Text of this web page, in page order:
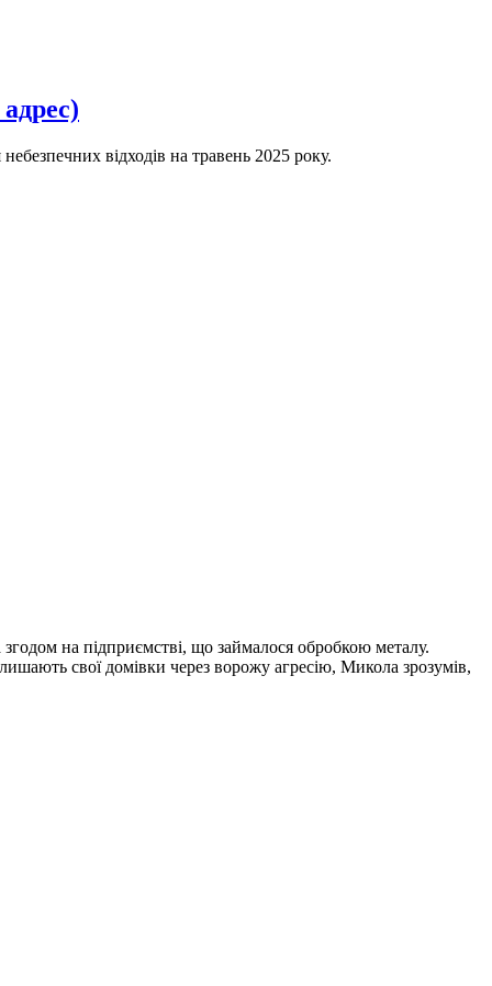
відходів на травень 2025 року.
на підприємстві, що займалося обробкою металу.
свої домівки через ворожу агресію, Микола зрозумів,